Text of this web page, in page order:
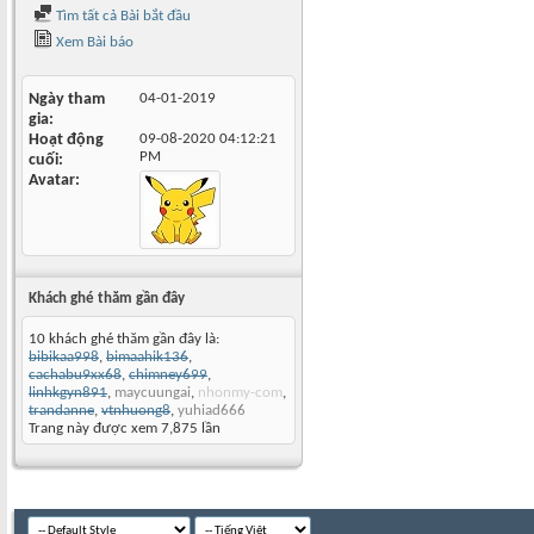
Tìm tất cả Bài bắt đầu
Xem Bài báo
Ngày tham
gia
04-01-2019
Hoạt động
cuối
09-08-2020 04:12:21
PM
Avatar
Khách ghé thăm gần đây
10 khách ghé thăm gần đây là:
bibikaa998, bimaahik136,
cachabu9xx68, chimney699,
linhkgyn891, maycuungai, nhonmy-com,
trandanne, vtnhuong8, yuhiad666
Trang này được xem 7,875 lần